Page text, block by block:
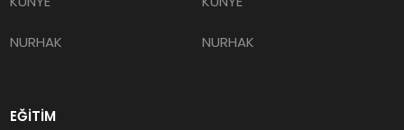
NURHAK NURHAK
EĞİTİM